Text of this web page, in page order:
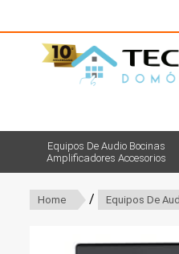
Equipos De Audio Bocinas
Amplificadores Accesorios
Home / Equipos De